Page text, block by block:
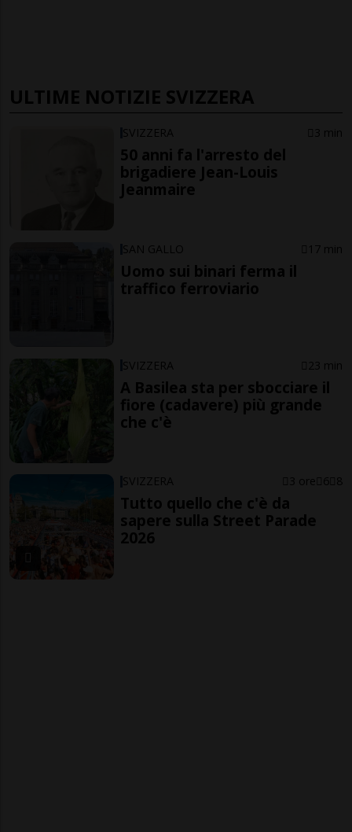
ULTIME NOTIZIE SVIZZERA
SVIZZERA 3 min
50 anni fa l'arresto del
brigadiere Jean-Louis
Jeanmaire
SAN GALLO 17 min
Uomo sui binari ferma il
traffico ferroviario
SVIZZERA 23 min
A Basilea sta per sbocciare il
fiore (cadavere) più grande
che c'è
SVIZZERA 3 ore 6 8
Tutto quello che c'è da
sapere sulla Street Parade
2026